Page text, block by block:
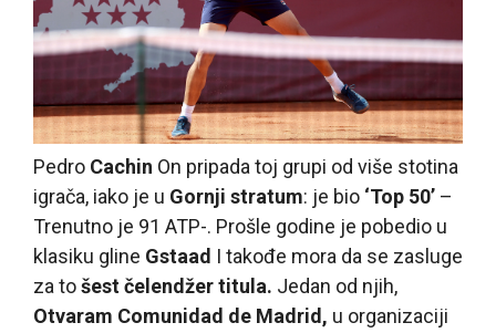
Pedro Cachin On pripada toj grupi od više stotina
igrača, iako je u Gornji stratum: je bio ‘Top 50’ –
Trenutno je 91 ATP-. Prošle godine je pobedio u
klasiku gline Gstaad I takođe mora da se zasluge
za tošest čelendžer titula. Jedan od njih,
Otvaram Comunidad de Madrid, u organizaciji